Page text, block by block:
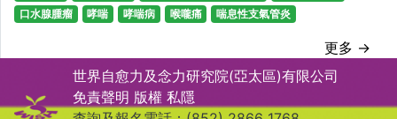
口水腺腫瘤
哮喘 哮喘病 喉嚨痛 喘息性支氣管炎
更多 →
世界自愈力及念力研究院(亞太區)有限公司
免責聲明 版權 私隱